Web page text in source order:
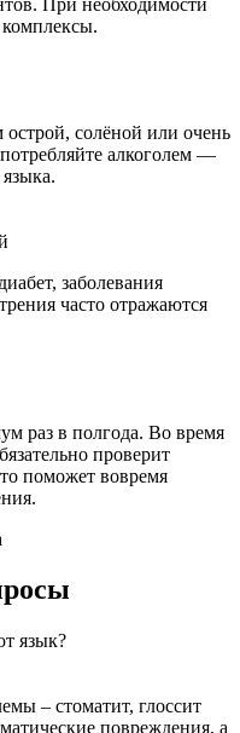
солёной или очень
алкоголем —
заболевания
часто отражаются
раз в полгода. Во время
проверит
поможет вовремя
язык?
– стоматит, глоссит
повреждения, а